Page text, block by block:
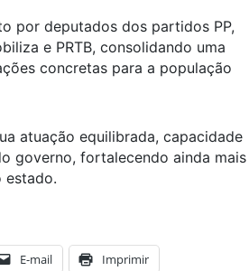
por deputados dos partidos PP,
e PRTB, consolidando uma
concretas para a população
atuação equilibrada, capacidade
governo, fortalecendo ainda mais
estado.
E-mail Imprimir